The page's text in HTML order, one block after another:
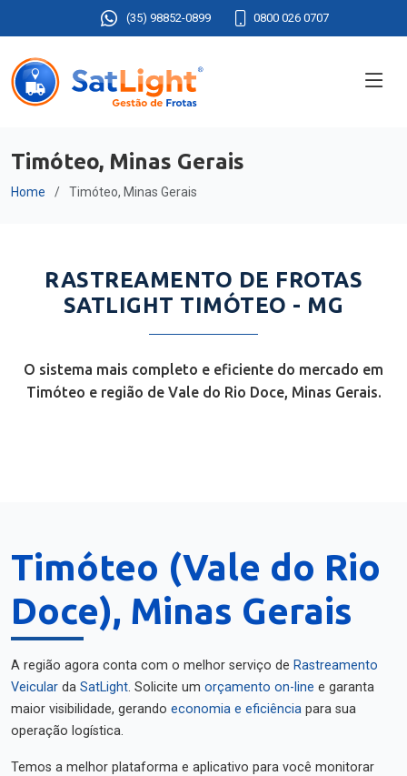
(35) 98852-0899 0800 026 0707
Timóteo, Minas Gerais
Home Timóteo, Minas Gerais
RASTREAMENTO DE FROTAS
SATLIGHT TIMÓTEO - MG
O sistema mais completo e eficiente do mercado em
Timóteo e região de Vale do Rio Doce, Minas Gerais.
Timóteo (Vale do Rio
Doce), Minas Gerais
A região agora conta com o melhor serviço de Rastreamento
Veicular da SatLight. Solicite um orçamento on-line e garanta
maior visibilidade, gerando economia e eficiência para sua
operação logística.
Temos a melhor plataforma e aplicativo para você monitorar